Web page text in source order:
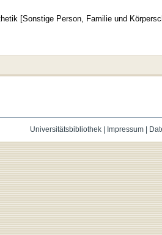
[Sonstige Person, Familie und
Universitätsbibliothek| Impressum|